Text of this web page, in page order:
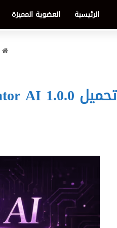
الرئيسية العضوية المميزة
تحميل Story Narrator AI 1.0.0 – أقوى تطبيق لتوليد وسرد القصص بالذكاء الاصطناعي 2026